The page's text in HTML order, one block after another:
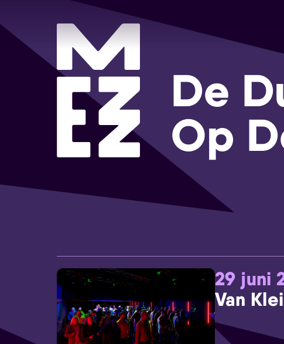
De
Op
29 juni
Van